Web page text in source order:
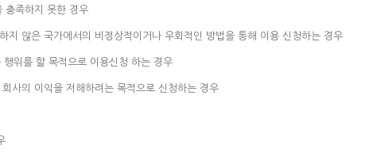
충족하지 못한 경우
지 않은 국가에서의 비정상적이거나 우회적인 방법을 통해 이용 신청하는 경우
행위를 할 목적으로 이용신청 하는 경우
사의 이익을 저해하려는 목적으로 신청하는 경우